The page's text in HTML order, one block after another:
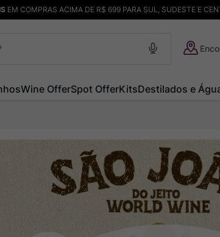
EM COMPRAS ACIMA DE R$ 699 PARA SUL, SUDESTE E
Wine OfferSpot OfferKitsDestilados e